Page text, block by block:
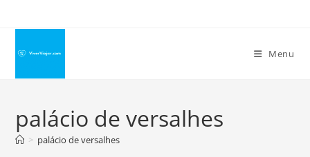
conteúdo
Menu
palácio de versalhes
> palácio de versalhes